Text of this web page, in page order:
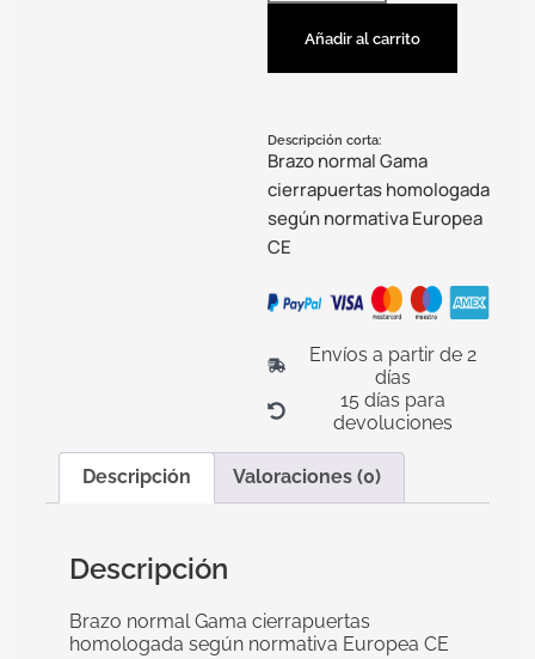
Añadir al carrito
Descripción corta:
Brazo normal Gama
cierrapuertas homologada
según normativa Europea
CE
Envíos a partir de 2
días
15 días para
devoluciones
Descripción Valoraciones (0)
Descripción
Brazo normal Gama cierrapuertas
homologada según normativa Europea CE